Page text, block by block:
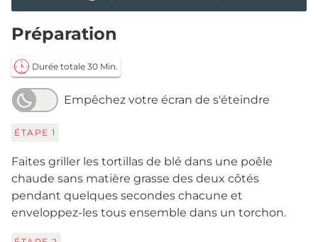
Préparation
Durée totale 30 Min.
Empêchez votre écran de s'éteindre
ÉTAPE 1
Faites griller les tortillas de blé dans une poêle
chaude sans matière grasse des deux côtés
pendant quelques secondes chacune et
enveloppez-les tous ensemble dans un torchon.